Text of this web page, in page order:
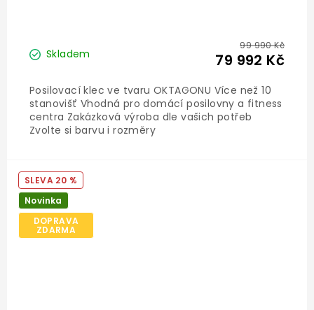
Skladem
99 990 Kč
79 992 Kč
Posilovací klec ve tvaru OKTAGONU Více než 10
stanovišť Vhodná pro domácí posilovny a fitness
centra Zakázková výroba dle vašich potřeb
Zvolte si barvu i rozměry
20 %
Novinka
DOPRAVA
ZDARMA